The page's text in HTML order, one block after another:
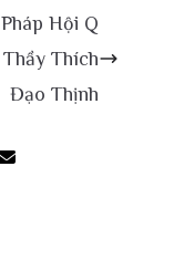
Hội Q
Thích
Đạo Thịnh